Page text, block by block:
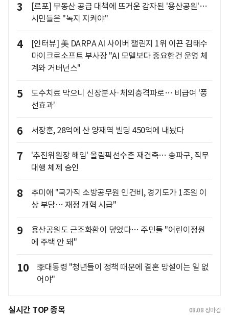
3
[르포] 부동산 공급 대책에 뜨거운 감자된 '용산공원'…
시민들은 "녹지 지켜야"
4
[인터뷰] 美 DARPA AI 사이버 챌린지 1위 이끈 김태수
마이크로소프트 부사장 "AI 모델보다 중요한건 운영 체
계와 거버넌스"
5
도수치료 막으니 신장분사·체외충격파로… 비급여 '풍
선효과'
6 서장훈, 28억에 산 양재역 빌딩 450억에 내놨다
7
'추진위원장 해임' 올림픽선수촌 재건축… 송파구, 직무
대행 체제 승인
8
추미애 "국가직 소방공무원 인건비, 경기도가 1조원 이
상 부담… 재정 개혁 시급"
9
용산공원도 근조화환이 덮었다… 주민들 "어린이정원
에 주택 안 돼"
10
李대통령 "청년들이 정책 때문에 결혼 망설이는 일 없
어야"
실시간 TOP 종목 08.08 장마감